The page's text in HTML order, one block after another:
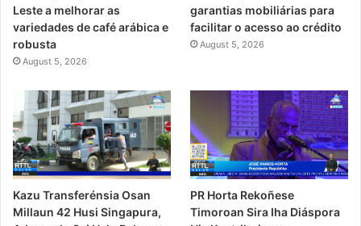
Leste a melhorar as
variedades de café arábica e
robusta
August 5, 2026
garantias mobiliárias para
facilitar o acesso ao crédito
August 5, 2026
Kazu Transferénsia Osan
Millaun 42 Husi Singapura,
PR Horta Rekoñese
Timoroan Sira Iha Diáspora